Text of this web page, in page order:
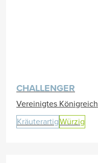
CHALLENGER
Vereinigtes Königreich
KräuterartigWürzig